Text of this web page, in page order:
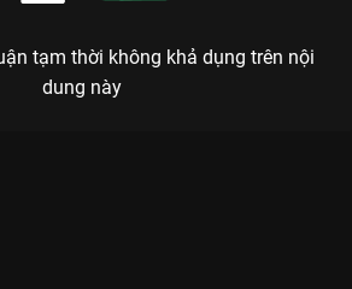
tạm thời không khả dụng trên nội
dung này